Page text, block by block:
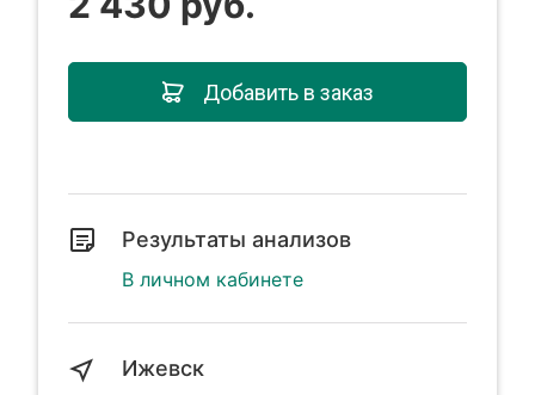
Добавить в заказ
Результаты анализов
В личном кабинете
Ижевск